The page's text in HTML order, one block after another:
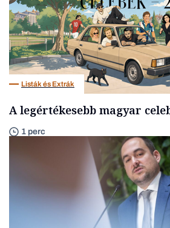
Listák és Extrák
A legértékesebb magyar
1 perc